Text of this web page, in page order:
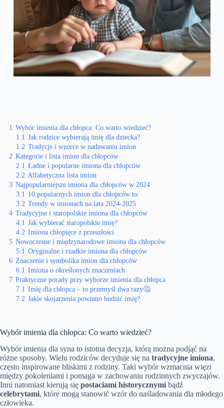
1 Wybór imienia dla chłopca: Co warto wiedzieć?
1.1 Jak rodzice wybierają imię dla dziecka?
1.2 Tradycje i wzorce w nadawaniu imion
2 Kategorie i lista imion dla chłopców
2.1 Ładne i popularne imiona dla chłopców
2.2 Alfabetyczna lista imion
3 Najpopularniejsze imiona dla chłopców w 2024
3.1 10 popularnych imion dla chłopców to:
3.2 Trendy w imionach na lata 2024-2025
4 Tradycyjne i staropolskie imiona dla chłopców
4.1 Jak wybierać staropolskie imię?
4.2 Imiona chłopięce z przeszłości
5 Nowoczesne i międzynarodowe imiona dla chłopców
5.1 Oryginalne i rzadkie imiona dla chłopców
6 Znaczenie i symbolika imion dla chłopców
6.1 Imiona o określonych znaczeniach
7 Praktyczne porady przy wyborze imienia dla chłopca
7.1 Imię dla chłopca – to przemyśl dwa razy🤔
7.2 Jakie skojarzenia powinno budzić imię?
Wybór imienia dla chłopca: Co warto wiedzieć?
Wybór imienia dla syna to istotna decyzja, którą można podjąć na
różne sposoby. Wielu rodziców decyduje się na tradycyjne imiona,
często inspirowane bliskimi z rodziny. Taki wybór wzmacnia więzi
między pokoleniami i pomaga w zachowaniu rodzinnych zwyczajów.
Inni natomiast kierują się postaciami historycznymi bądź
celebrytami, które mogą stanowić wzór do naśladowania dla młodego
człowieka.